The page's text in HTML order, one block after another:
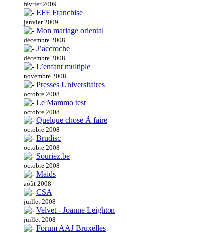
février 2009
EFF Franchise
janvier 2009
Mon mariage oriental
décembre 2008
J’accroche
décembre 2008
L’enfant multiple
novembre 2008
Presses Universitaires
octobre 2008
Le Mammo test
octobre 2008
Quelque chose Ã faire
octobre 2008
Brudisc
octobre 2008
Souriez.be
octobre 2008
Maids
août 2008
CSA
juillet 2008
Velvet - Joanne Leighton
juillet 2008
Forum AAJ Bruxelles